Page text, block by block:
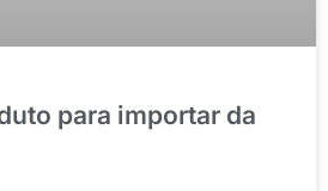
para importar da